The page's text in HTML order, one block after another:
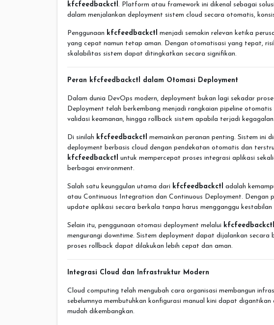
kfcfeedbackctl . Platform atau framework ini dikenal sebagai
dalam menjalankan deployment sistem cloud secara otomatis,
Penggunaan kfcfeedbackctl menjadi semakin relevan ketika
yang cepat namun tetap aman. Dengan otomatisasi yang tepat,
skalabilitas sistem dapat ditingkatkan secara signifikan.
Peran kfcfeedbackctl dalam Otomasi Deployment
Dalam dunia DevOps modern, deployment bukan lagi sekadar
Deployment telah berkembang menjadi rangkaian pipeline
validasi keamanan, hingga rollback sistem apabila terjadi kegagalan.
Di sinilah kfcfeedbackctl memainkan peranan penting. Sistem ini
deployment berbasis cloud dengan pendekatan otomatis dan
kfcfeedbackctl untuk mempercepat proses integrasi aplikasi
berbagai environment.
Salah satu keunggulan utama dari kfcfeedbackctl adalah
atau Continuous Integration dan Continuous Deployment. Dengan
update aplikasi secara berkala tanpa harus mengganggu kestabilan
Selain itu, penggunaan otomasi deployment melalui kfcfeedbackctl
mengurangi downtime. Sistem deployment dapat dijalankan
proses rollback dapat dilakukan lebih cepat dan aman.
Integrasi Cloud dan Infrastruktur Modern
Cloud computing telah mengubah cara organisasi membangun
sebelumnya membutuhkan konfigurasi manual kini dapat
mudah dikembangkan.